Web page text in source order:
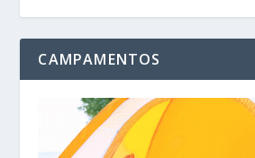
CAMPAMENTOS